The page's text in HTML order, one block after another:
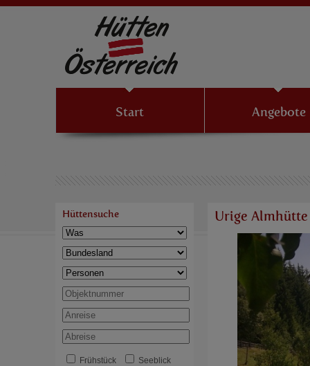
Start Angebote
Hüttensuche
Frühstück
Seeblick
Urige